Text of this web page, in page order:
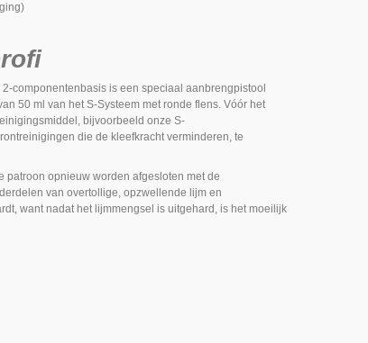
componentenbasis is een speciaal aanbrengpistool
50 ml van het S-Systeem met ronde flens. Vóór het
bijvoorbeeld onze S-
die de kleefkracht verminderen, te
patroon opnieuw worden afgesloten met de
van overtollige, opzwellende lijm en
want nadat het lijmmengsel is uitgehard, is het moeilijk